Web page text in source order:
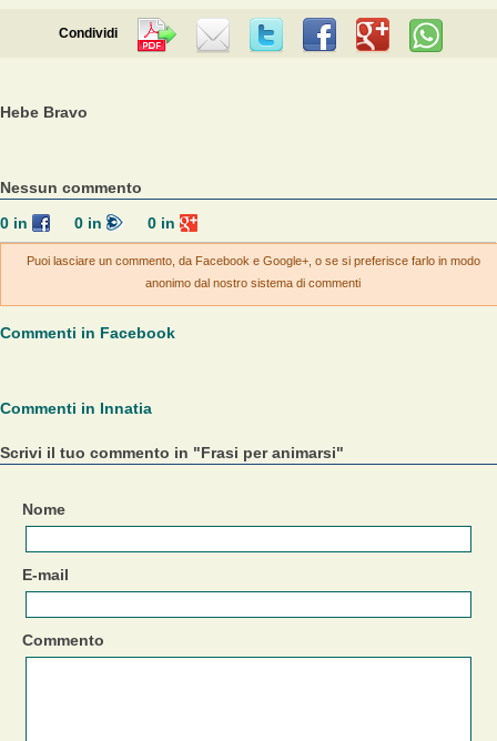
Condividi
Hebe Bravo
Nessun commento
0in 0in 0 in
Puoi lasciare un commento, da Facebook e Google+, o se si preferisce farlo in modo
anonimo dal nostro sistema di commenti
Commenti in Facebook
Commenti in Innatia
Scrivi il tuo commento in "Frasi per animarsi"
Nome
E-mail
Commento